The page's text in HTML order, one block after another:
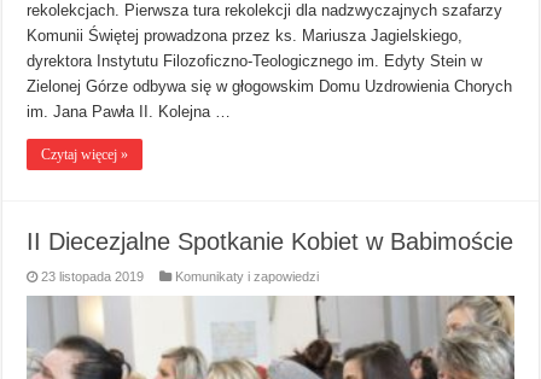
rekolekcjach. Pierwsza tura rekolekcji dla nadzwyczajnych szafarzy
Komunii Świętej prowadzona przez ks. Mariusza Jagielskiego,
dyrektora Instytutu Filozoficzno-Teologicznego im. Edyty Stein w
Zielonej Górze odbywa się w głogowskim Domu Uzdrowienia Chorych
im. Jana Pawła II. Kolejna …
Czytaj więcej »
II Diecezjalne Spotkanie Kobiet w Babimoście
23 listopada 2019 Komunikaty i zapowiedzi